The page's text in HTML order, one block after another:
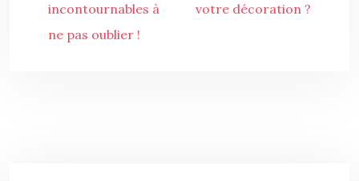
incontournables à
ne pas oublier !
votre décoration ?